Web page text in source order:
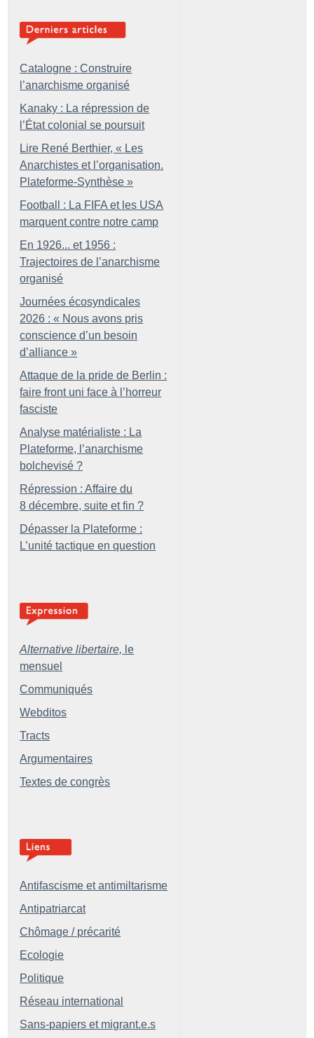
Catalogne : Construire
l’anarchisme organisé
Kanaky : La répression de
l’État colonial se poursuit
Lire René Berthier, « Les
Anarchistes et l’organisation.
Plateforme-Synthèse »
Football : La FIFA et les USA
marquent contre notre camp
En 1926... et 1956 :
Trajectoires de l’anarchisme
organisé
Journées écosyndicales
2026 : « Nous avons pris
conscience d’un besoin
d’alliance »
Attaque de la pride de Berlin :
faire front uni face à l’horreur
fasciste
Analyse matérialiste : La
Plateforme, l’anarchisme
bolchevisé ?
Répression : Affaire du
8 décembre, suite et fin ?
Dépasser la Plateforme :
L’unité tactique en question
Alternative libertaire, le
mensuel
Communiqués
Webditos
Tracts
Argumentaires
Textes de congrès
Antifascisme et antimiltarisme
Antipatriarcat
Chômage / précarité
Ecologie
Politique
Réseau international
Sans-papiers et migrant.e.s